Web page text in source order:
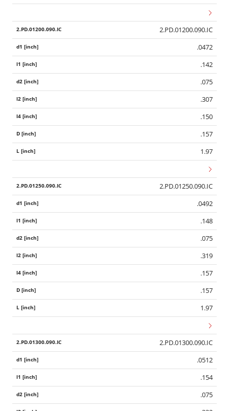
2.PD.01200.090.IC
.0472
.142
.075
.307
.150
.157
1.97
2.PD.01250.090.IC
.0492
.148
.075
.319
.157
.157
1.97
2.PD.01300.090.IC
.0512
.154
.075